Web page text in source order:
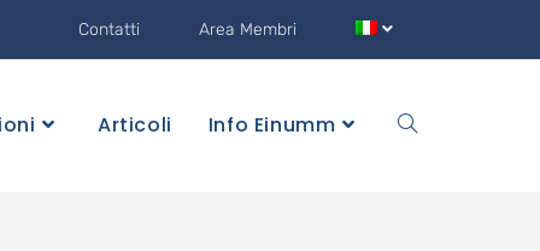
Contatti Area Membri
Articoli Info Einumm